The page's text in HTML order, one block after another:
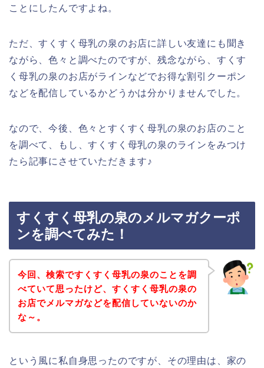
ことにしたんですよね。
ただ、すくすく母乳の泉のお店に詳しい友達にも聞き
ながら、色々と調べたのですが、残念ながら、すくす
く母乳の泉のお店がラインなどでお得な割引クーポン
などを配信しているかどうかは分かりませんでした。
なので、今後、色々とすくすく母乳の泉のお店のこと
を調べて、もし、すくすく母乳の泉のラインをみつけ
たら記事にさせていただきます♪
すくすく母乳の泉のメルマガクーポ
ンを調べてみた！
今回、検索ですくすく母乳の泉のことを調
べていて思ったけど、すくすく母乳の泉の
お店でメルマガなどを配信していないのか
な～。
という風に私自身思ったのですが、その理由は、家の